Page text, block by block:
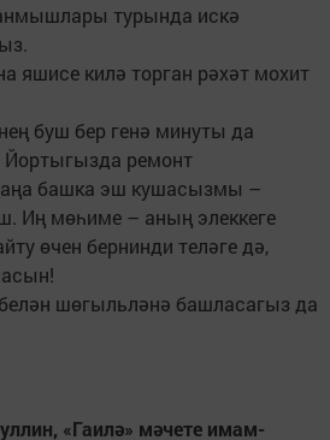
турында искә
яшисе килә торган рәхәт мохит
буш бер генә минуты да
Йортыгызда ремонт
башка эш кушасызмы –
Иң мөһиме – аның элеккеге
өчен бернинди теләге дә,
шөгыльләнә башласагыз да
«Гаилә» мәчете имам-